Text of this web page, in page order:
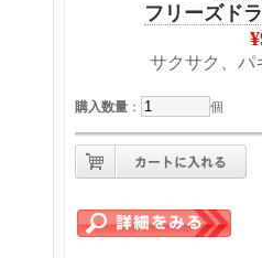
フリーズド
サクサク、パ
購入数量 ： 個